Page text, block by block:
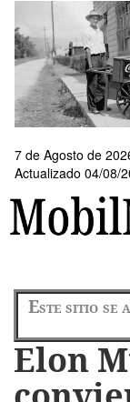
contenido
principal
7 de Agosto de
Actualizado 04/08/
Este sitio se
Elon